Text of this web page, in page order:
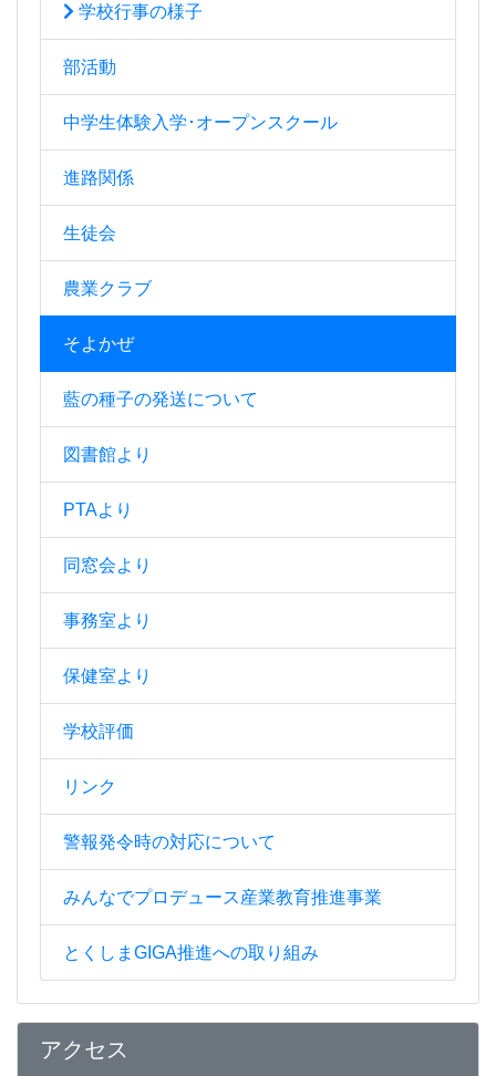
学校行事の様子
部活動
中学生体験入学･オープンスクール
進路関係
生徒会
農業クラブ
そよかぜ
藍の種子の発送について
図書館より
PTAより
同窓会より
事務室より
保健室より
学校評価
リンク
警報発令時の対応について
みんなでプロデュース産業教育推進事業
とくしまGIGA推進への取り組み
アクセス